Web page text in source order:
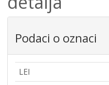
Podaci o oznaci
LEI